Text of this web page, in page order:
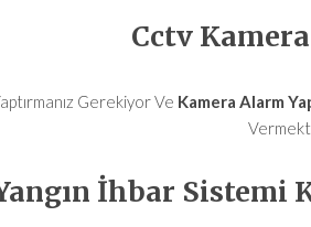
Cctv
Gerekiyor Ve Kamera Alarm
İhbar Sistemi